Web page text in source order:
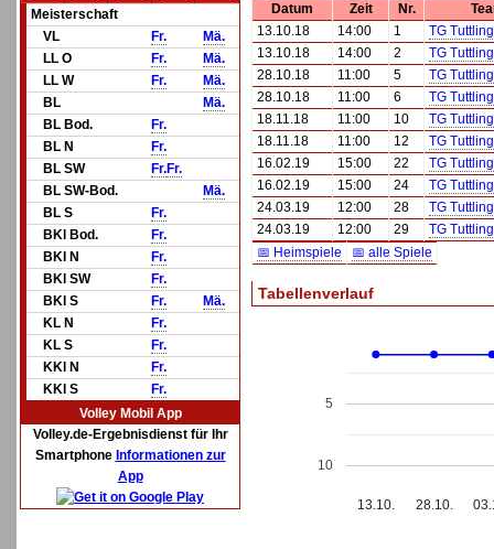
Meisterschaft
VL
Fr.
Mä.
LL O
Fr.
Mä.
LL W
Fr.
Mä.
BL
Mä.
BL Bod.
Fr.
BL N
Fr.
BL SW
Fr.Fr.
BL SW-Bod.
Mä.
BL S
Fr.
BKl Bod.
Fr.
BKl N
Fr.
BKl SW
Fr.
BKl S
Fr.
Mä.
KL N
Fr.
KL S
Fr.
KKl N
Fr.
KKl S
Fr.
Volley Mobil App
Volley.de-Ergebnisdienst für Ihr
Smartphone Informationen zur
App
Datum Zeit Nr.
13.10.18
14:00 1
TG
13.10.18
14:00 2
TG
28.10.18
11:00 5
TG
28.10.18
11:00 6
TG
18.11.18
11:00 10
TG
18.11.18
11:00 12
TG
16.02.19
15:00 22
TG
16.02.19
15:00 24
TG
24.03.19
12:00 28
TG
24.03.19
12:00 29
TG
📅 Heimspiele
📅 alle Spiele
Tabellenverlauf
13.10. 28.10.
5
10